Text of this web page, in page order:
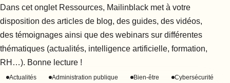
Dans cet onglet Ressources, Mailinblack met à votre
disposition des articles de blog, des guides, des vidéos,
des témoignages ainsi que des webinars sur différentes
thématiques (actualités, intelligence artificielle, formation,
RH…). Bonne lecture !
Actualités Administration publique Bien-être Cybersécurité